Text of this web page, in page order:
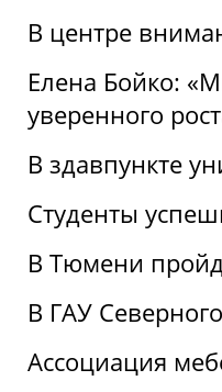
В центре
Елена Бойко:
уверенного
В здавпункте
Студенты
В Тюмени
В ГАУ
Ассоциация